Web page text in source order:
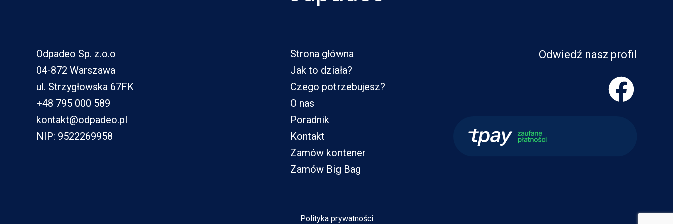
Odpadeo Sp. z.o.o
04-872 Warszawa
ul. Strzygłowska 67FK
+48 795 000 589
kontakt@odpadeo.pl
NIP: 9522269958
Strona główna
Jak to działa?
Czego potrzebujesz?
O nas
Poradnik
Kontakt
Zamów kontener
Zamów Big Bag
Odwiedź nasz profil
Polityka prywatności